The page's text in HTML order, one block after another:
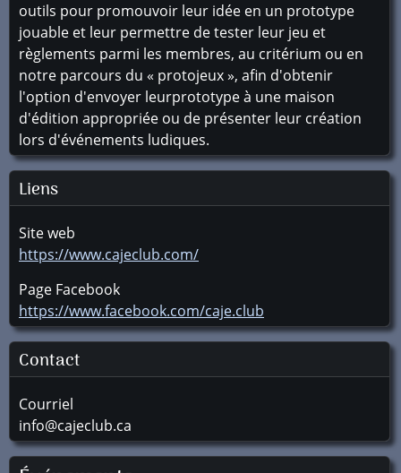
outils pour promouvoir leur idée en un prototype
jouable et leur permettre de tester leur jeu et
règlements parmi les membres, au critérium ou en
notre parcours du « protojeux », afin d'obtenir
l'option d'envoyer leurprototype à une maison
d'édition appropriée ou de présenter leur création
lors d'événements ludiques.
Liens
Site web
https://www.cajeclub.com/
Page Facebook
https://www.facebook.com/caje.club
Contact
Courriel
info@cajeclub.ca